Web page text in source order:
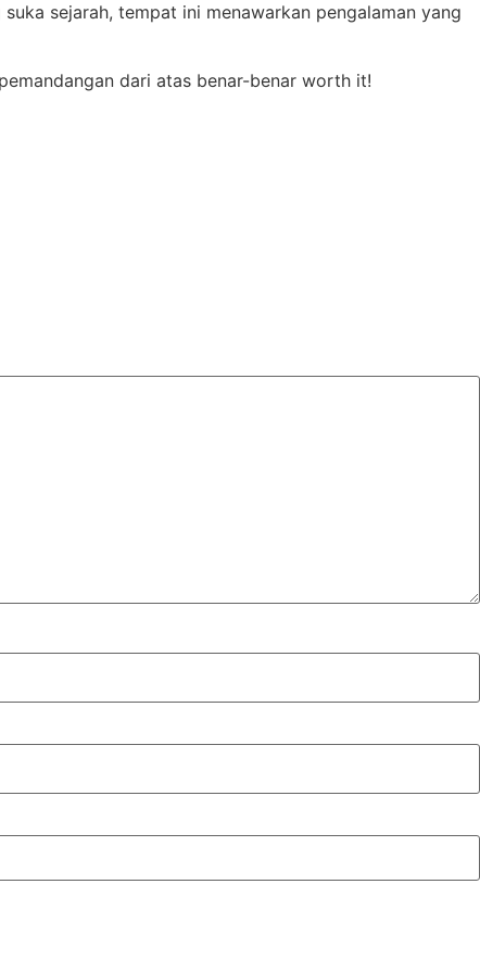
sejarah, tempat ini menawarkan pengalaman yang
dari atas benar-benar worth it!